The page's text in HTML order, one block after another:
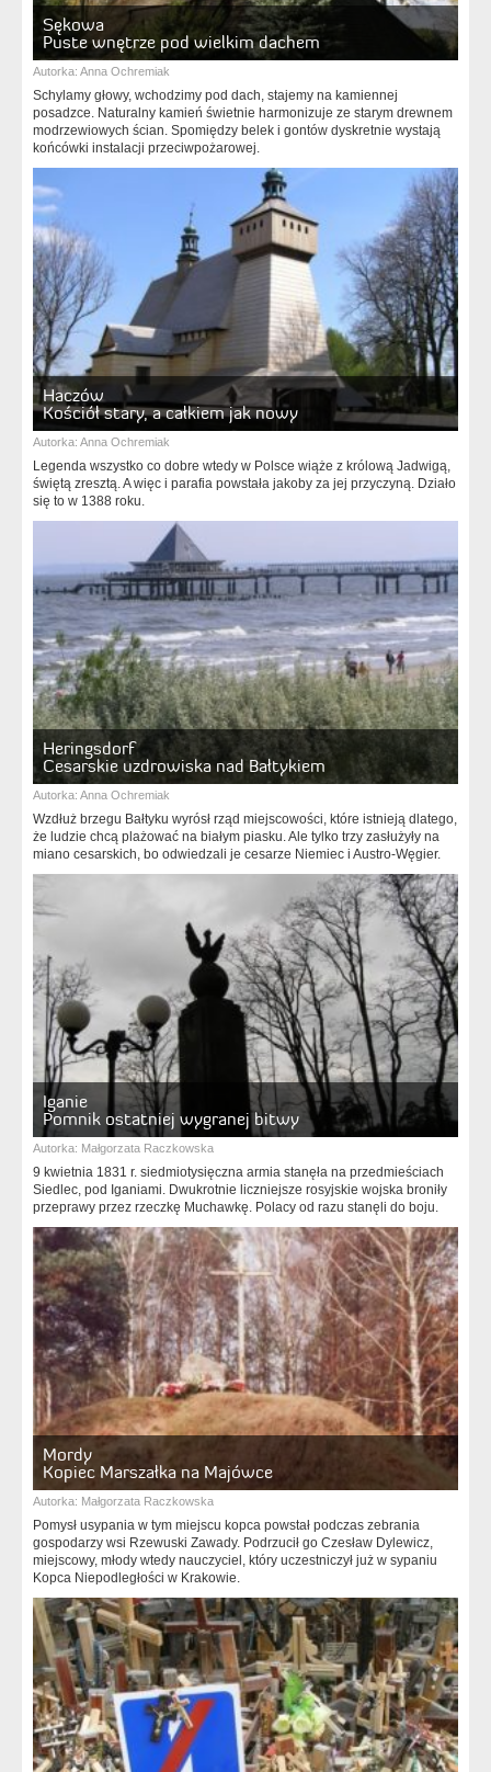
Sękowa
Puste wnętrze pod wielkim dachem
Autorka: Anna Ochremiak
Schylamy głowy, wchodzimy pod dach, stajemy na kamiennej
posadzce. Naturalny kamień świetnie harmonizuje ze starym drewnem
modrzewiowych ścian. Spomiędzy belek i gontów dyskretnie wystają
końcówki instalacji przeciwpożarowej.
Haczów
Kościół stary, a całkiem jak nowy
Autorka: Anna Ochremiak
Legenda wszystko co dobre wtedy w Polsce wiąże z królową Jadwigą,
świętą zresztą. A więc i parafia powstała jakoby za jej przyczyną. Działo
się to w 1388 roku.
Heringsdorf
Cesarskie uzdrowiska nad Bałtykiem
Autorka: Anna Ochremiak
Wzdłuż brzegu Bałtyku wyrósł rząd miejscowości, które istnieją dlatego,
że ludzie chcą plażować na białym piasku. Ale tylko trzy zasłużyły na
miano cesarskich, bo odwiedzali je cesarze Niemiec i Austro-Węgier.
Iganie
Pomnik ostatniej wygranej bitwy
Autorka: Małgorzata Raczkowska
9 kwietnia 1831 r. siedmiotysięczna armia stanęła na przedmieściach
Siedlec, pod Iganiami. Dwukrotnie liczniejsze rosyjskie wojska broniły
przeprawy przez rzeczkę Muchawkę. Polacy od razu stanęli do boju.
Mordy
Kopiec Marszałka na Majówce
Autorka: Małgorzata Raczkowska
Pomysł usypania w tym miejscu kopca powstał podczas zebrania
gospodarzy wsi Rzewuski Zawady. Podrzucił go Czesław Dylewicz,
miejscowy, młody wtedy nauczyciel, który uczestniczył już w sypaniu
Kopca Niepodległości w Krakowie.